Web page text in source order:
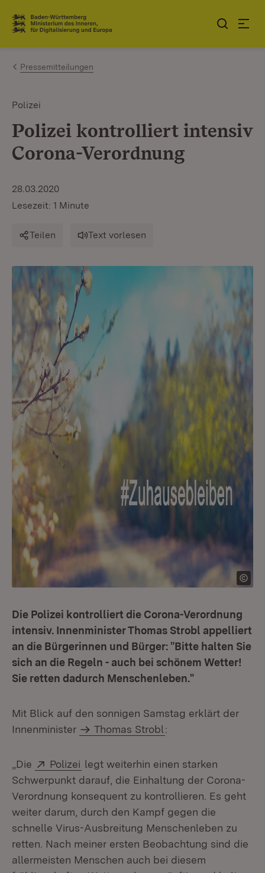
Zum Inhalt springen
Link zur Startseite
Pressemitteilungen
Polizei
Polizei kontrolliert intensiv
Corona-Verordnung
28.03.2020
Lesezeit: 1 Minute
Teilen Text vorlesen
Die Polizei kontrolliert die Corona-Verordnung
intensiv. Innenminister Thomas Strobl appelliert
an die Bürgerinnen und Bürger: "Bitte halten Sie
sich an die Regeln - auch bei schönem Wetter!
Sie retten dadurch Menschenleben."
Mit Blick auf den sonnigen Samstag erklärt der
Innenminister
Thomas Strobl :
„Die Extern:
Polizei (Öffnet in neuem Fenster)
legt weiterhin einen starken
Schwerpunkt darauf, die Einhaltung der Corona-
Verordnung konsequent zu kontrollieren. Es geht
weiter darum, durch den Kampf gegen die
schnelle Virus-Ausbreitung Menschenleben zu
retten. Nach meiner ersten Beobachtung sind die
allermeisten Menschen auch bei diesem